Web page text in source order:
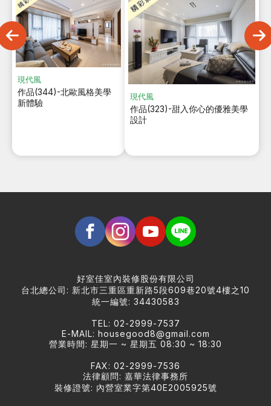
現代風
作品(344)-北歐風格美學
新體驗
現代風
作品(323)-甜入你心的優雅美學
設計
好室佳室內裝修股份有限公司
台北總公司: 新北市三重區重新路5段609巷20號4樓之10
統一編號: 34430583
TEL: 02-2999-7537
E-MAIL: housegood8@gmail.com
營業時間: 星期一 ~ 星期五 08:30 ~ 18:30
FAX: 02-2999-7536
法律顧問: 嘉華法律事務所
裝修證號: 內營室業字第40E2005925號